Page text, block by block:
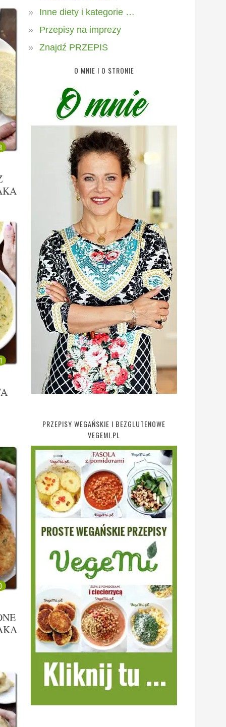
Inne diety i kategorie …
Przepisy na imprezy
Znajdź PRZEPIS
O MNIE I O STRONIE
PRZEPISY WEGAŃSKIE I BEZGLUTENOWE
VEGEMI.PL